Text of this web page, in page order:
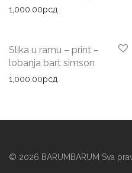
1,000.00рсд
Slika u ramu – print –
lobanja bart simson
1,000.00рсд
© 2026 BARUMBARUM Sva